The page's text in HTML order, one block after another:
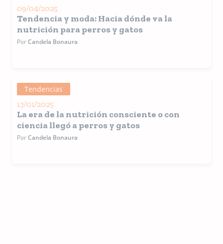
09/04/2025
Tendencia y moda: Hacia dónde va la
nutrición para perros y gatos
PorCandela Bonaura
Tendencias
13/01/2025
La era de la nutrición consciente o con
ciencia llegó a perros y gatos
PorCandela Bonaura